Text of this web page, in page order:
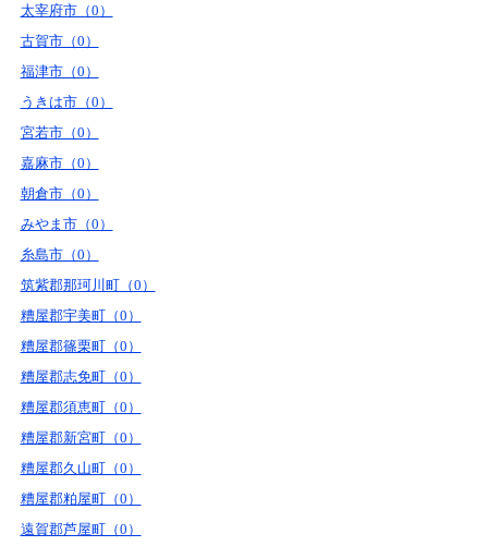
太宰府市（0）
古賀市（0）
福津市（0）
うきは市（0）
宮若市（0）
嘉麻市（0）
朝倉市（0）
みやま市（0）
糸島市（0）
筑紫郡那珂川町（0）
糟屋郡宇美町（0）
糟屋郡篠栗町（0）
糟屋郡志免町（0）
糟屋郡須恵町（0）
糟屋郡新宮町（0）
糟屋郡久山町（0）
糟屋郡粕屋町（0）
遠賀郡芦屋町（0）